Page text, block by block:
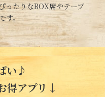
ったりなBOX席やテーブ
す。
い♪
得アプリ↓